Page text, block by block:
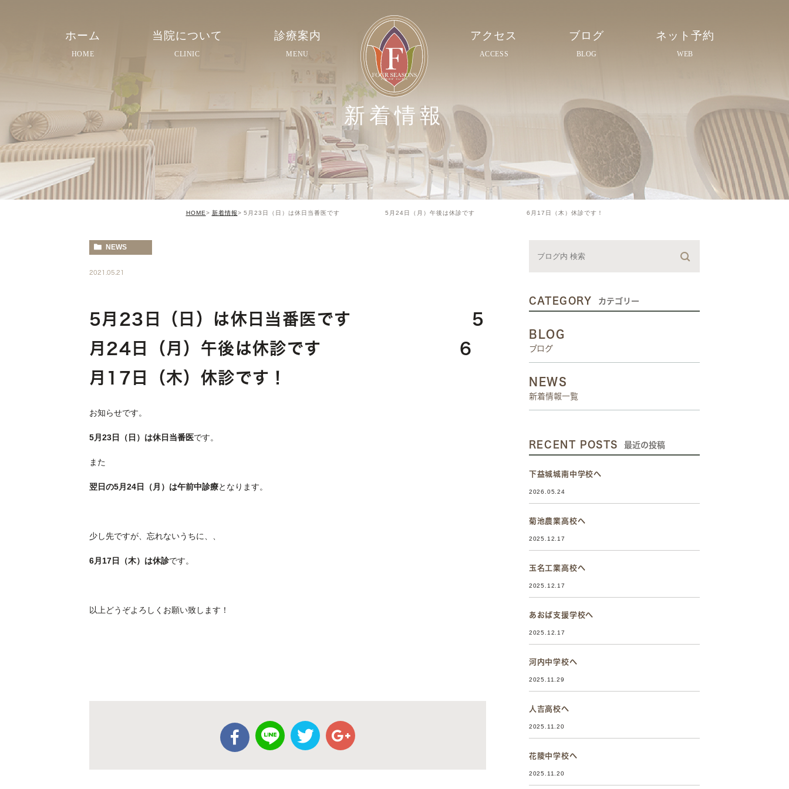
ホーム
HOME
当院について
CLINIC
院内紹介
スタッフ紹介
診療案内
MENU
アクセス
ACCESS
ブログ
BLOG
ネット予約
WEB
新着情報
HOME 新着情報 5月23日（日）は休日当番医です 5月24日（月）午後は休診です 6月17日（木）休診です！
NEWS
2021.05.21
5月23日（日）は休日当番医です 5
月24日（月）午後は休診です 6
月17日（木）休診です！
お知らせです。
5月23日（日）は休日当番医です。
また
翌日の5月24日（月）は午前中診療となります。
少し先ですが、忘れないうちに、、
6月17日（木）は休診です。
以上どうぞよろしくお願い致します！
CATEGORY カテゴリー
BLOG
ブログ
NEWS
新着情報一覧
RECENT POSTS 最近の投稿
下益城城南中学校へ
2026.05.24
菊池農業高校へ
2025.12.17
玉名工業高校へ
2025.12.17
あおば支援学校へ
2025.12.17
河内中学校へ
2025.11.29
人吉高校へ
2025.11.20
花陵中学校へ
2025.11.20